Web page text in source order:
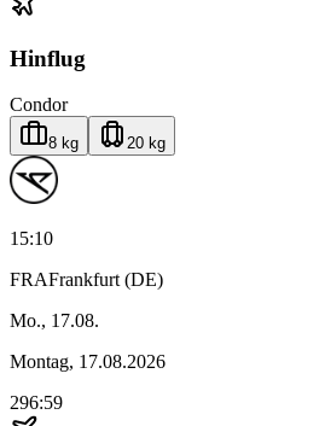
Hinflug
Condor
8 kg 20 kg
15:10
FRAFrankfurt (DE)
Mo., 17.08.
Montag, 17.08.2026
296:59